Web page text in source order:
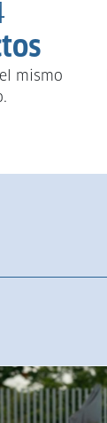
mismo